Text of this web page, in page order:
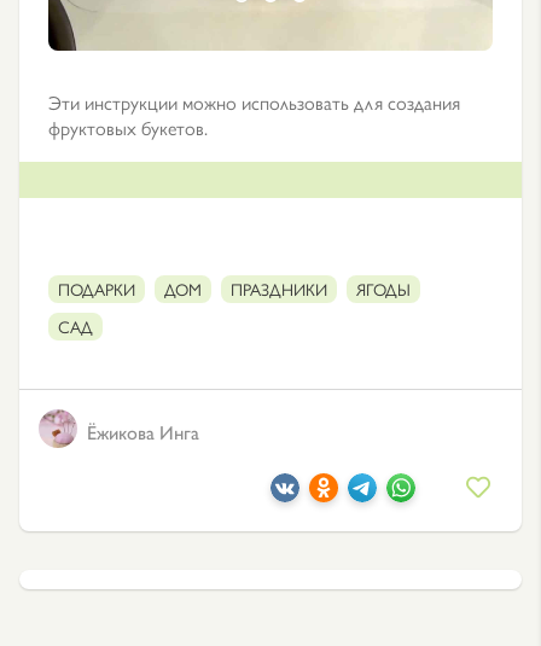
Эти инструкции можно использовать для создания
фруктовых букетов.
ПОДАРКИ ДОМ ПРАЗДНИКИ
ЯГОДЫ
САД
Ёжикова Инга